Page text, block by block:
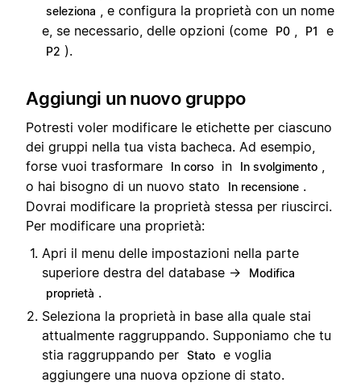
seleziona
, e configura la proprietà con un nome
e, se necessario, delle opzioni (come
P0 P1 e
P2 ).
Aggiungi un nuovo gruppo
Potresti voler modificare le etichette per ciascuno
dei gruppi nella tua vista bacheca. Ad esempio,
forse vuoi trasformare
In corso in In svolgimento ,
o hai bisogno di un nuovo stato
In recensione .
Dovrai modificare la proprietà stessa per riuscirci.
Per modificare una proprietà:
Apri il menu delle impostazioni nella parte
superiore destra del database →
Modifica
proprietà .
Seleziona la proprietà in base alla quale stai
attualmente raggruppando. Supponiamo che tu
stia raggruppando per Stato e voglia
aggiungere una nuova opzione di stato.